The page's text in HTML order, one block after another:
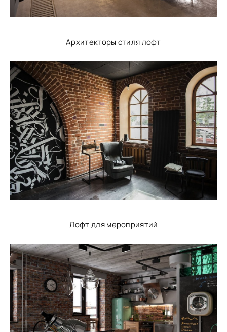
Архитекторы стиля лофт
Лофт для мероприятий